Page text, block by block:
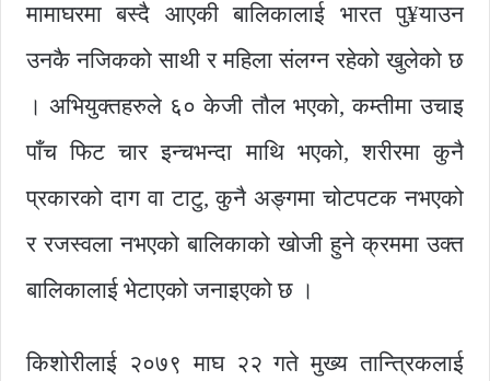
मामाघरमा बस्दै आएकी बालिकालाई भारत पु¥याउन
उनकै नजिकको साथी र महिला संलग्न रहेको खुलेको छ
। अभियुक्तहरुले ६० केजी तौल भएको, कम्तीमा उचाइ
पाँच फिट चार इन्चभन्दा माथि भएको, शरीरमा कुनै
प्रकारको दाग वा टाटु, कुनै अङ्गमा चोटपटक नभएको
र रजस्वला नभएको बालिकाको खोजी हुने क्रममा उक्त
बालिकालाई भेटाएको जनाइएको छ ।
किशोरीलाई २०७९ माघ २२ गते मुख्य तान्त्रिकलाई